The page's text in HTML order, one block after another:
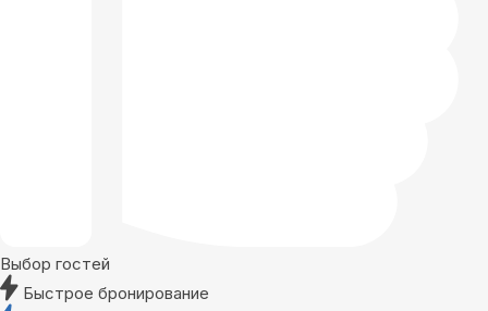
Выбор гостей
Быстрое бронирование